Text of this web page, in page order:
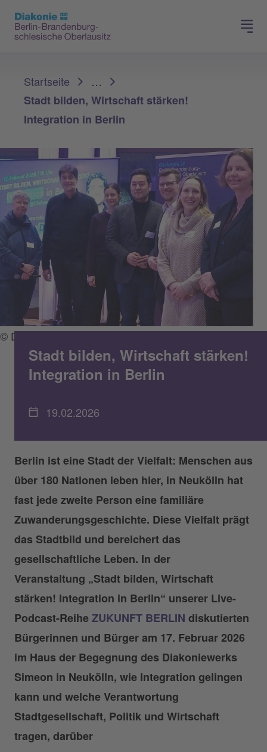
Presse
Startseite
…
Stadt bilden, Wirtschaft stärken!
Integration in Berlin
© DWBO
Stadt bilden, Wirtschaft stärken!
Integration in Berlin
19.02.2026
Berlin ist eine Stadt der Vielfalt: Menschen aus
über 180 Nationen leben hier, in Neukölln hat
fast jede zweite Person eine familiäre
Zuwanderungsgeschichte. Diese Vielfalt prägt
das Stadtbild und bereichert das
gesellschaftliche Leben. In der
Veranstaltung „Stadt bilden, Wirtschaft
stärken! Integration in Berlin“ unserer Live-
Podcast-ReiheZUKUNFT BERLIN diskutierten
Bürgerinnen und Bürger am 17. Februar 2026
im Haus der Begegnung des Diakoniewerks
Simeon in Neukölln, wie Integration gelingen
kann und welche Verantwortung
Stadtgesellschaft, Politik und Wirtschaft
tragen, darüber